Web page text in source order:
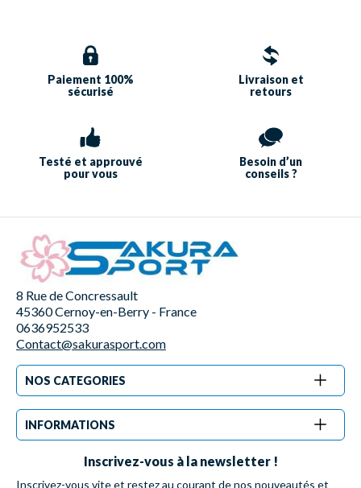
Paiement 100%
sécurisé
Livraison et
retours
Testé et approuvé
pour vous
Besoin d’un
conseils ?
8 Rue de Concressault
45360 Cernoy-en-Berry - France
0636952533
Contact@sakurasport.com
NOS CATEGORIES
INFORMATIONS
Inscrivez-vous à la newsletter !
Inscrivez-vous vite et restez au courant de nos nouveautés et